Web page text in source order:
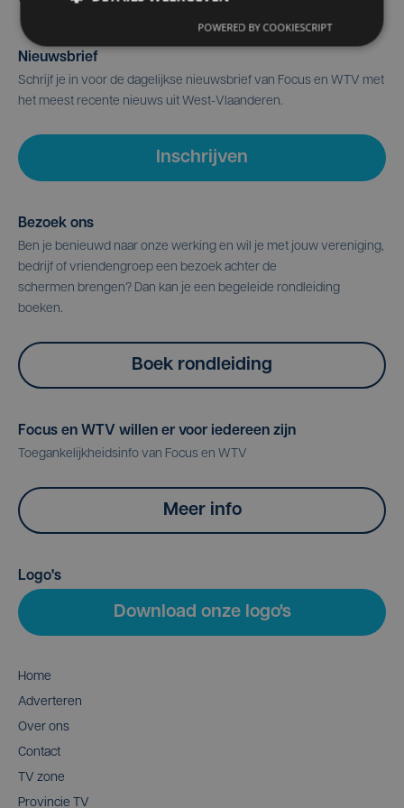
Nieuwsbrief
Schrijf je in voor de dagelijkse nieuwsbrief van Focus en WTV met
het meest recente nieuws uit West-Vlaanderen.
Inschrijven
Bezoek ons
Ben je benieuwd naar onze werking en wil je met jouw vereniging,
bedrijf of vriendengroep een bezoek achter de
schermen brengen? Dan kan je een begeleide rondleiding
boeken.
Boek rondleiding
Focus en WTV willen er voor iedereen zijn
Toegankelijkheidsinfo van Focus en WTV
Meer info
Logo's
Download onze logo's
Home
Adverteren
Over ons
Contact
TV zone
Provincie TV
POWERED BY COOKIESCRIPT